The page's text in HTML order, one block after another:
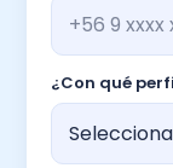
¿Con qué